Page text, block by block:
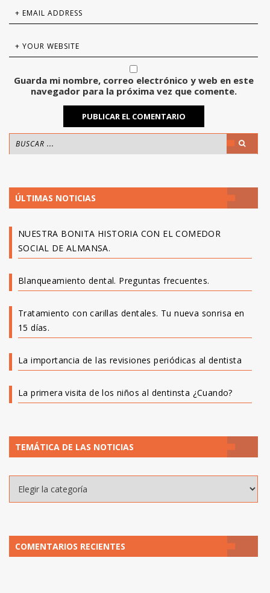
Guarda mi nombre, correo electrónico y web en este
navegador para la próxima vez que comente.
ÚLTIMAS NOTICIAS
NUESTRA BONITA HISTORIA CON EL COMEDOR
SOCIAL DE ALMANSA.
Blanqueamiento dental. Preguntas frecuentes.
Tratamiento con carillas dentales. Tu nueva sonrisa en
15 días.
La importancia de las revisiones periódicas al dentista
La primera visita de los niños al dentinsta ¿Cuando?
TEMÁTICA DE LAS NOTICIAS
COMENTARIOS RECIENTES